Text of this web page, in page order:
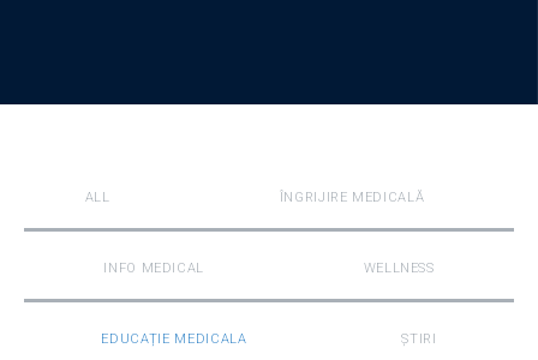
ALL ÎNGRIJIRE MEDICALĂ
INFO MEDICAL WELLNESS
EDUCAȚIE MEDICALA ȘTIRI